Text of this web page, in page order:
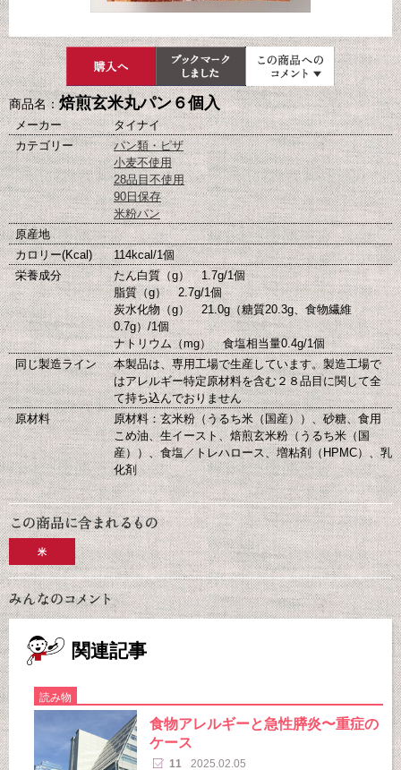
商品名：焙煎玄米丸パン６個入
メーカー
タイナイ
カテゴリー
パン類・ピザ
小麦不使用
28品目不使用
90日保存
米粉パン
原産地
カロリー(Kcal)
114kcal/1個
栄養成分
たん白質（g） 1.7g/1個
脂質（g） 2.7g/1個
炭水化物（g） 21.0g（糖質20.3g、食物繊維
0.7g）/1個
ナトリウム（mg） 食塩相当量0.4g/1個
同じ製造ライン
本製品は、専用工場で生産しています。製造工場で
はアレルギー特定原材料を含む２８品目に関して全
て持ち込んでおりません
原材料
原材料：玄米粉（うるち米（国産））、砂糖、食用
こめ油、生イースト、焙煎玄米粉（うるち米（国
産））、食塩／トレハロース、増粘剤（HPMC）、乳
化剤
米
関連記事
読み物
食物アレルギーと急性膵炎〜重症の
ケース
11 2025.02.05